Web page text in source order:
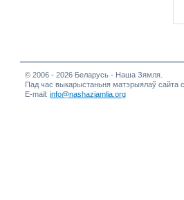
© 2006 - 2026 Беларусь - Наша Зямля.
Пад час выкарыстаньня матэрыялаў
E-mail: info@nashaziamlia.org